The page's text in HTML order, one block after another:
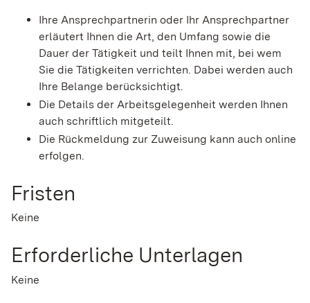
Ihre Ansprechpartnerin oder Ihr Ansprechpartner
erläutert Ihnen die Art, den Umfang sowie die
Dauer der Tätigkeit und teilt Ihnen mit, bei wem
Sie die Tätigkeiten verrichten. Dabei werden auch
Ihre Belange berücksichtigt.
Die Details der Arbeitsgelegenheit werden Ihnen
auch schriftlich mitgeteilt.
Die Rückmeldung zur Zuweisung kann auch online
erfolgen.
Fristen
Keine
Erforderliche Unterlagen
Keine